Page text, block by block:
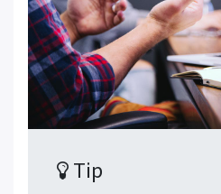
Tip